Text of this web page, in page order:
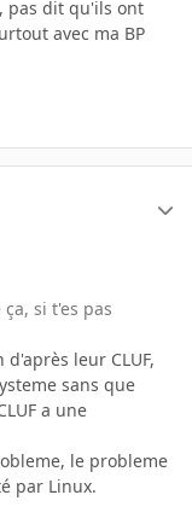
pas dit qu'ils ont
avec ma BP
si t'es pas
leur CLUF,
sans que
a une
le probleme
par Linux.